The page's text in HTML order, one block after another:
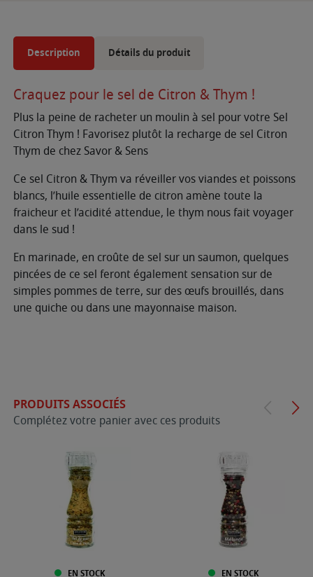
Description Détails du produit
Craquez pour le sel de Citron & Thym !
Plus la peine de racheter un moulin à sel pour votre Sel
Citron Thym ! Favorisez plutôt la recharge de sel Citron
Thym de chez Savor & Sens
Ce sel Citron & Thym va réveiller vos viandes et poissons
blancs, l’huile essentielle de citron amène toute la
fraicheur et l’acidité attendue, le thym nous fait voyager
dans le sud !
En marinade, en croûte de sel sur un saumon, quelques
pincées de ce sel feront également sensation sur de
simples pommes de terre, sur des œufs brouillés, dans
une quiche ou dans une mayonnaise maison.
PRODUITS ASSOCIÉS
Complétez votre panier avec ces produits
EN STOCK EN STOCK